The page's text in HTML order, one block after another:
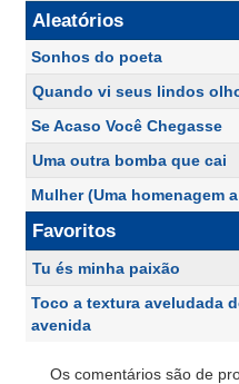
Aleatórios
Sonhos do poeta
Quando vi seus lindos
Se Acaso Você Chegasse
Uma outra bomba que cai
Mulher (Uma homenagem
Favoritos
Tu és minha paixão
Toco a textura aveludada
avenida
Os comentários são de